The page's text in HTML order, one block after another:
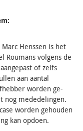
Henssen is het
Roumans volgens de
of zelfs
aan aantal
worden ge-
nog mededelingen.
worden gehouden
kan opdoen.